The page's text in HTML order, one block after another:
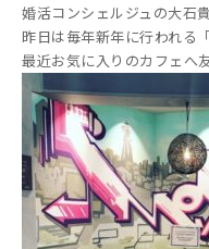
婚活コンシェルジュの大石
昨日は毎年新年に行われる
最近お気に入りのカフェへ